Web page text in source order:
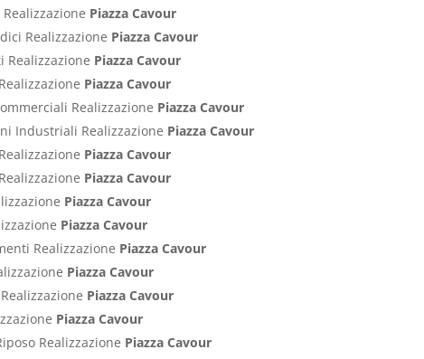
Piazza Cavour
Realizzazione Piazza Cavour
Piazza Cavour
Piazza Cavour
Realizzazione Piazza Cavour
Industriali Realizzazione Piazza Cavour
Piazza Cavour
Piazza Cavour
Piazza Cavour
Piazza Cavour
Realizzazione Piazza Cavour
Piazza Cavour
Piazza Cavour
Piazza Cavour
Realizzazione Piazza Cavour